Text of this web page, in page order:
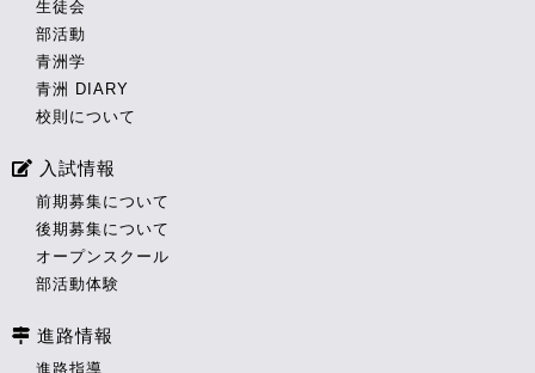
生徒会
部活動
青洲学
青洲 DIARY
校則について
入試情報
前期募集について
後期募集について
オープンスクール
部活動体験
進路情報
進路指導